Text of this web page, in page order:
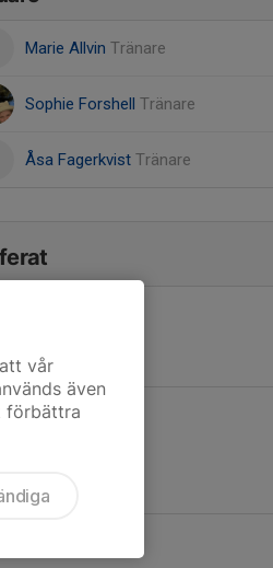
Marie Allvin Tränare
Sophie Forshell Tränare
Åsa Fagerkvist Tränare
vår
även
förbättra